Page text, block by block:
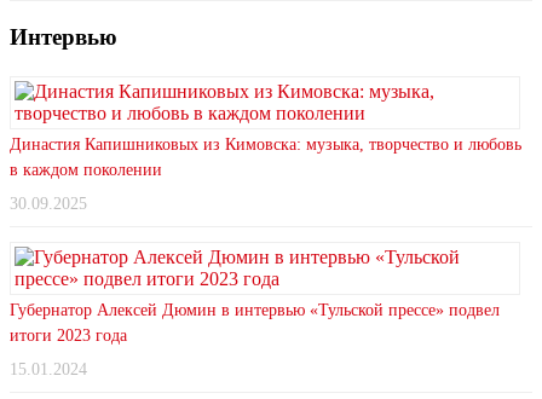
Интервью
Династия Капишниковых из Кимовска: музыка, творчество и любовь
в каждом поколении
30.09.2025
Губернатор Алексей Дюмин в интервью «Тульской прессе» подвел
итоги 2023 года
15.01.2024